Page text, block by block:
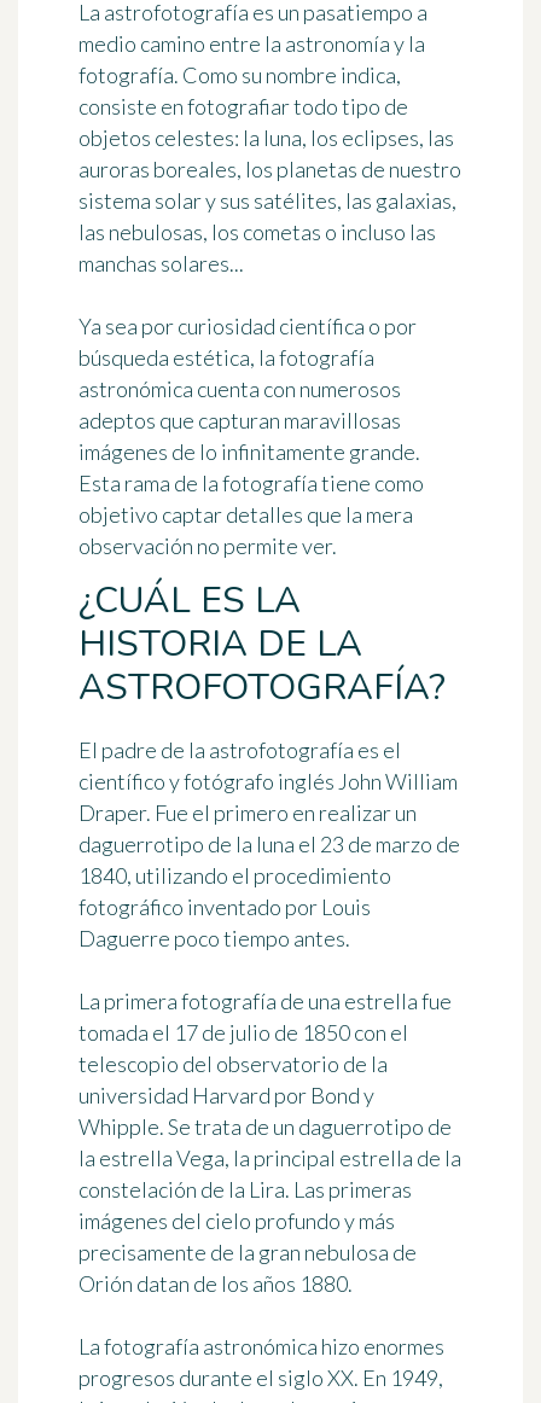
La astrofotografía es un pasatiempo a
medio camino entre la astronomía y la
fotografía. Como su nombre indica,
consiste en fotografiar todo tipo de
objetos celestes: la luna, los eclipses, las
auroras boreales, los planetas de nuestro
sistema solar y sus satélites, las galaxias,
las nebulosas, los cometas o incluso las
manchas solares...
Ya sea por curiosidad científica o por
búsqueda estética, la fotografía
astronómica cuenta con numerosos
adeptos que capturan maravillosas
imágenes de lo infinitamente grande.
Esta rama de la fotografía tiene como
objetivo captar detalles que la mera
observación no permite ver.
¿CUÁL ES LA
HISTORIA DE LA
ASTROFOTOGRAFÍA?
El padre de la astrofotografía es el
científico y fotógrafo inglés John William
Draper. Fue el primero en realizar un
daguerrotipo de la luna el 23 de marzo de
1840, utilizando el procedimiento
fotográfico inventado por Louis
Daguerre poco tiempo antes.
La primera fotografía de una estrella fue
tomada el 17 de julio de 1850con el
telescopio del observatorio de la
universidad Harvard por Bond y
Whipple. Se trata de un daguerrotipo de
la estrella Vega, la principal estrella de la
constelación de la Lira. Las primeras
imágenes del cielo profundo y más
precisamente de la gran nebulosa de
Orión datan de los años 1880.
La fotografía astronómica hizo enormes
progresos durante el siglo XX. En 1949,